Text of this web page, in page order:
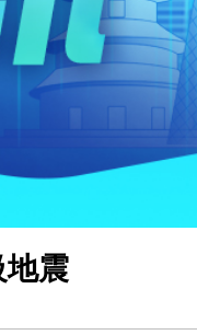
地震